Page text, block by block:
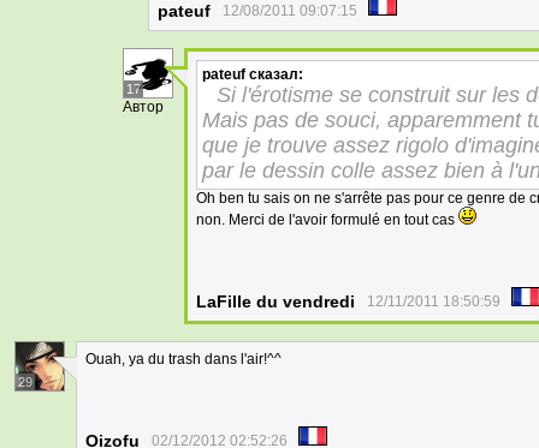
pateuf 12/08/2011 09:07:15
17
Автор
pateuf сказал:
Si l'érotisme se construit sur les
Mais pas de souci, apparemment
que je trouve assez rigolo
par le dessin colle assez bien à
Oh ben tu sais on ne s'arrête pas pour ce genre de
non. Merci de l'avoir formulé en tout cas
LaFille du vendredi 12/11/2011 18:50:59
29
Ouah, ya du trash dans l'air!^^
Oizofu 02/12/2012 02:52:26